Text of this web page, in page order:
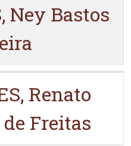
Ney Bastos
Renato
Freitas